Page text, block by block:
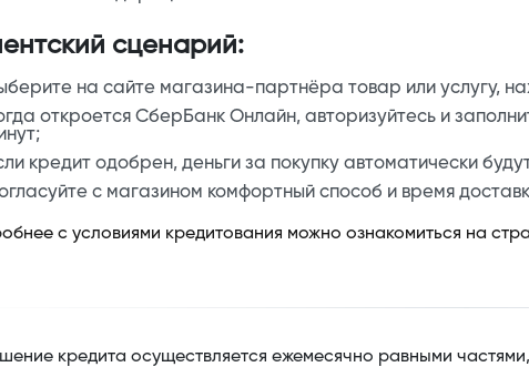
сценарий:
на сайте магазина-партнёра товар или услугу,
откроется СберБанк Онлайн, авторизуйтесь и
кредит одобрен, деньги за покупку автоматически
с магазином комфортный способ и время
с условиями кредитования можно ознакомиться на
кредита осуществляется ежемесячно равными